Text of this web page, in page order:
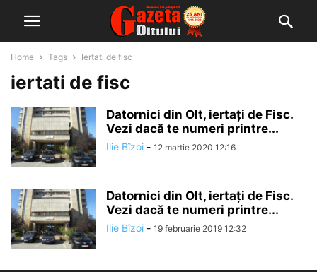
Home Tags Iertati de fisc
iertati de fisc
Datornici din Olt, iertați de Fisc.
Vezi dacă te numeri printre...
Ilie Bîzoi - 12 martie 2020 12:16
Datornici din Olt, iertați de Fisc.
Vezi dacă te numeri printre...
Ilie Bîzoi - 19 februarie 2019 12:32